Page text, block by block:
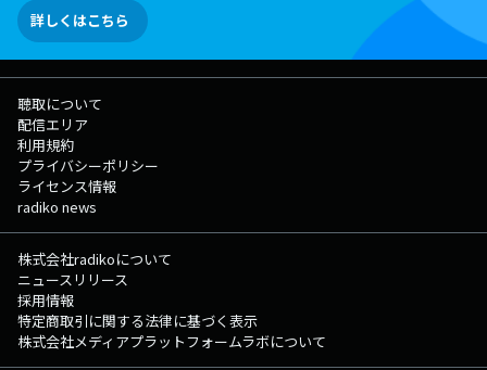
詳しくはこちら
聴取について
配信エリア
利用規約
プライバシーポリシー
ライセンス情報
radiko news
株式会社radikoについて
ニュースリリース
採用情報
特定商取引に関する法律に基づく表示
株式会社メディアプラットフォームラボについて